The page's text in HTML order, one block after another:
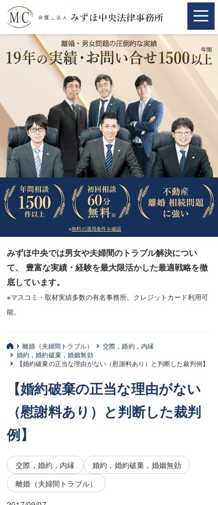
取扱分野
相続・遺言
離婚（夫婦間トラブル）
企業法務
労働問題（解雇，残業等）
刑事弁護
交通事故
法律相談など（その他）
お客様へ
みずほ中央の特長・実質編
三平 聡史
坂本 陽一
桶川 聡
三平 隆史
吉元 優仁
小川 祐
※無料の適用条件を確認
みずほ中央では男女や夫婦間のトラブル解決につい
て、 豊富な実績・経験を最大限活かした最適戦略を徹
底しています。
※マスコミ・取材実績多数の有名事務所。クレジットカード利用可
能。
取扱分野
相続・遺言
離婚（夫婦間トラブル）
企業法務
労働問題（解雇，残業等）
刑事弁護
交通事故
法律相談など（その他）
お客様へ
みずほ中央の特長・実質編
三平 聡史
坂本 陽一
桶川 聡
三平 隆史
吉元 優仁
弁護士費用
離婚（夫婦間トラブル）
交際，婚約，内縁
婚約，婚約破棄，婚姻無効
【婚約破棄の正当な理由がない（慰謝料あり）と判断した裁判例】
【婚約破棄の正当な理由がない
（慰謝料あり）と判断した裁判
例】
交際，婚約，内縁
婚約，婚約破棄，婚姻無効
離婚（夫婦間トラブル）